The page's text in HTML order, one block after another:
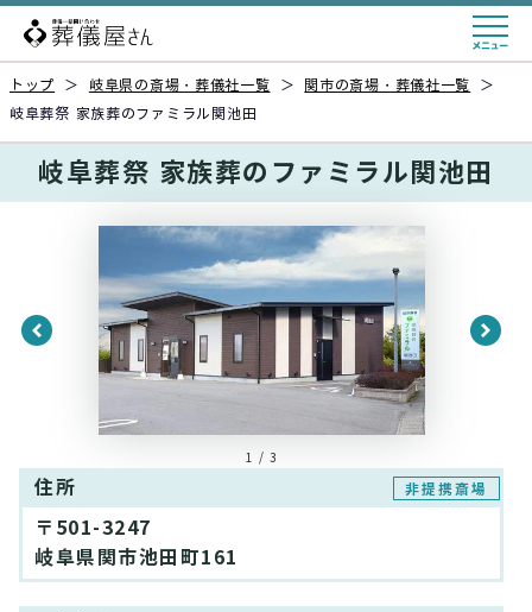
トップ ＞ 岐阜県の斎場・葬儀社一覧 ＞ 関市の斎場・葬儀社一覧
＞
岐阜葬祭 家族葬のファミラル関池田
岐阜葬祭 家族葬のファミラル関池田
1 / 3
住所 非提携斎場
〒501-3247
岐阜県関市池田町161